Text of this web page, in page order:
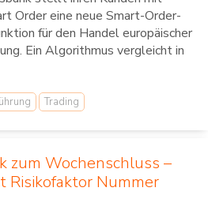
Order eine neue Smart-Order-
für den Handel europäischer
Ein Algorithmus vergleicht in
Trading
zum Wochenschluss –
Risikofaktor Nummer